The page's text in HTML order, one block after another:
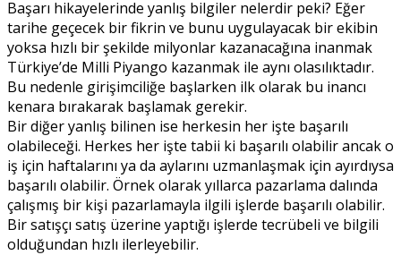
Başarı hikayelerinde yanlış bilgiler nelerdir peki? Eğer
tarihe geçecek bir fikrin ve bunu uygulayacak bir ekibin
yoksa hızlı bir şekilde milyonlar kazanacağına inanmak
Türkiye’de Milli Piyango kazanmak ile aynı olasılıktadır.
Bu nedenle girişimciliğe başlarken ilk olarak bu inancı
kenara bırakarak başlamak gerekir.
Bir diğer yanlış bilinen ise herkesin her işte başarılı
olabileceği. Herkes her işte tabii ki başarılı olabilir ancak o
iş için haftalarını ya da aylarını uzmanlaşmak için ayırdıysa
başarılı olabilir. Örnek olarak yıllarca pazarlama dalında
çalışmış bir kişi pazarlamayla ilgili işlerde başarılı olabilir.
Bir satışçı satış üzerine yaptığı işlerde tecrübeli ve bilgili
olduğundan hızlı ilerleyebilir.